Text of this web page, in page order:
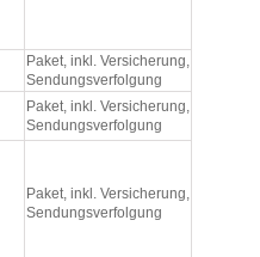
Paket, inkl. Versicherung,
Sendungsverfolgung
Paket, inkl. Versicherung,
Sendungsverfolgung
Paket, inkl. Versicherung,
Sendungsverfolgung